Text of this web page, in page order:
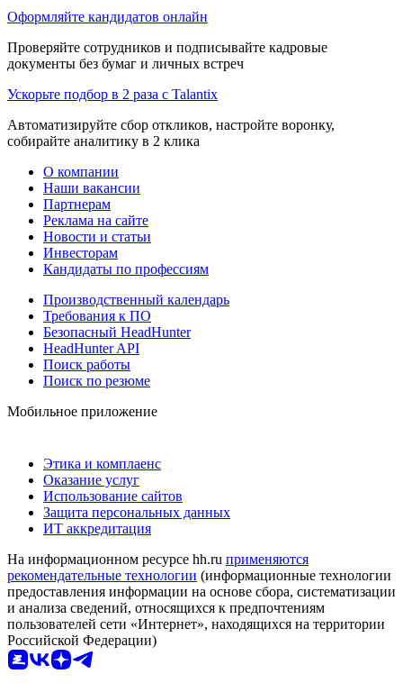
Оформляйте кандидатов онлайн
Проверяйте сотрудников и подписывайте кадровые
документы без бумаг и личных встреч
Ускорьте подбор в 2 раза с Talantix
Автоматизируйте сбор откликов, настройте воронку,
собирайте аналитику в 2 клика
О компании
Наши вакансии
Партнерам
Реклама на сайте
Новости и статьи
Инвесторам
Кандидаты по профессиям
Производственный календарь
Требования к ПО
Безопасный HeadHunter
HeadHunter API
Поиск работы
Поиск по резюме
Мобильное приложение
Этика и комплаенс
Оказание услуг
Использование сайтов
Защита персональных данных
ИТ аккредитация
На информационном ресурсе hh.ru применяются
рекомендательные технологии (информационные технологии
предоставления информации на основе сбора, систематизации
и анализа сведений, относящихся к предпочтениям
пользователей сети «Интернет», находящихся на территории
Российской Федерации)